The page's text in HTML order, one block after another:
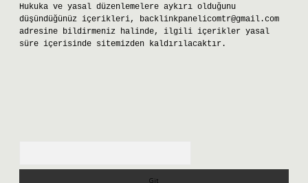
Hukuka ve yasal düzenlemelere aykırı olduğunu
düşündüğünüz içerikleri, backlinkpanelicomtr@gmail.com
adresine bildirmeniz halinde, ilgili içerikler yasal
süre içerisinde sitemizden kaldırılacaktır.